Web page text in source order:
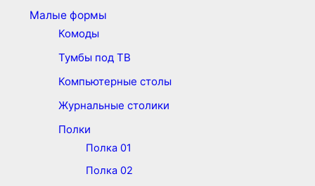
Малые формы
Комоды
Тумбы под ТВ
Компьютерные столы
Журнальные столики
Полки
Полка 01
Полка 02